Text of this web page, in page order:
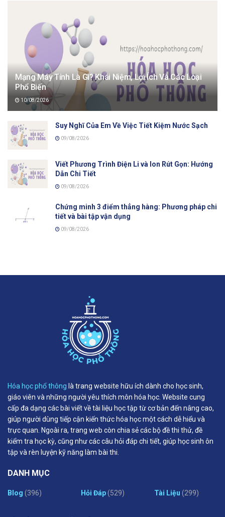
Mạng Máy Tính Là Gì? Khái Niệm, Lợi Ích Và Các Loại
Phổ Biến
10/08/2026
Suy Nghĩ Của Em Về Việc Tiết Kiệm Nước Sạch
09/08/2026
Viết Phương Trình Điện Li và Ion Rút Gọn: Hướng
Dẫn Chi Tiết
09/08/2026
Chứng minh 3 điểm thẳng hàng: Phương pháp chi
tiết và bài tập vận dụng
09/08/2026
Hóa học phổ thông là trang website hữu ích dành cho học sinh,
giáo viên và những người yêu thích môn hóa học. Website cung
cấp đa dạng các bài viết về tài liệu học tập từ cơ bản đến nâng cao,
giúp người dùng tiếp cận kiến thức hóa học một cách dễ hiểu và
trực quan. Ngoài ra, trang web còn chia sẻ các bộ đề thi thử, đề
kiểm tra học kỳ, cũng như các câu hỏi đáp chi tiết, giúp học sinh ôn
tập và rèn luyện kỹ năng làm bài thi.
DANH MỤC
Blog (396) Hỏi Đáp(529) Tài Liệu (299)